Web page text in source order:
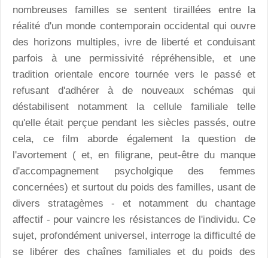
nombreuses familles se sentent tiraillées entre la
réalité d'un monde contemporain occidental qui ouvre
des horizons multiples, ivre de liberté et conduisant
parfois à une permissivité répréhensible, et une
tradition orientale encore tournée vers le passé et
refusant d'adhérer à de nouveaux schémas qui
déstabilisent notamment la cellule familiale telle
qu'elle était perçue pendant les siècles passés, outre
cela, ce film aborde également la question de
l'avortement ( et, en filigrane, peut-être du manque
d'accompagnement psycholgique des femmes
concernées) et surtout du poids des familles, usant de
divers stratagèmes - et notamment du chantage
affectif - pour vaincre les résistances de l'individu. Ce
sujet, profondément universel, interroge la difficulté de
se libérer des chaînes familiales et du poids des